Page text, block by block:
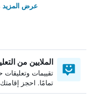
عرض المزيد
الملايين من
تقييمات وتعليقات
تمامًا. احجز